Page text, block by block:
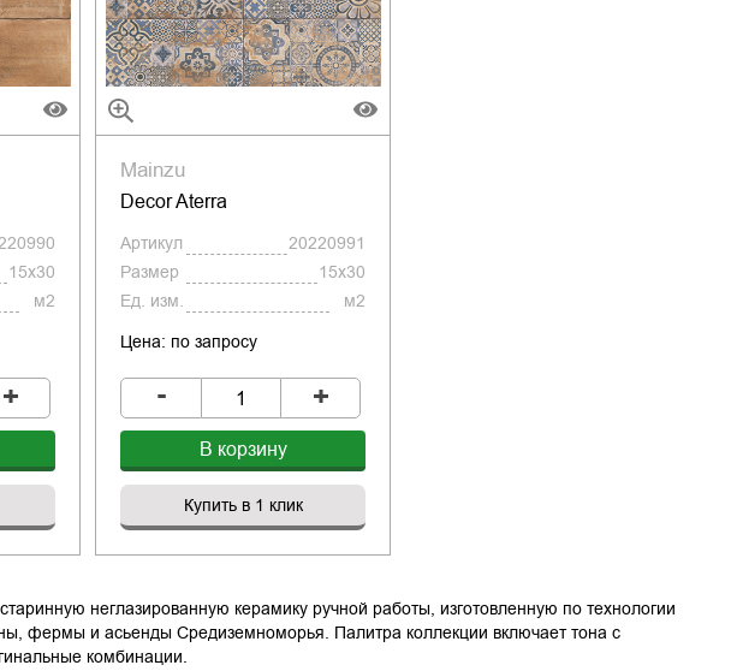
15x30
м2
+
Mainzu
Decor Aterra
Артикул
20220991
Размер
15x30
Ед. изм.
м2
Цена: по запросу
- +
В корзину
Купить в 1 клик
неглазированную керамику ручной работы, изготовленную по технологии
фермы и асьенды Средиземноморья. Палитра коллекции включает тона с
комбинации.